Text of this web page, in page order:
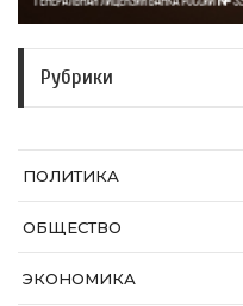
Рубрики
ПОЛИТИКА
ОБЩЕСТВО
ЭКОНОМИКА